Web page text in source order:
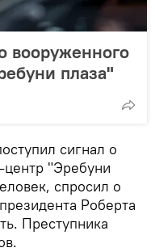
вооруженного
плаза"
сигнал о
центр "Эребуни
спросил о
Роберта
Преступника